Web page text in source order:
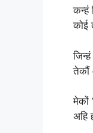
कन्हं
कोई
तेकौं
मेकों
अहि